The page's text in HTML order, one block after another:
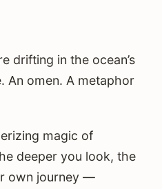
drifting in the ocean’s
An omen. A metaphor
magic of
deeper you look, the
own journey —